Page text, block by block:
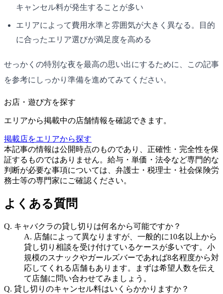
キャンセル料が発生することが多い
エリアによって費用水準と雰囲気が大きく異なる。目的
に合ったエリア選びが満足度を高める
せっかくの特別な夜を最高の思い出にするために、この記事
を参考にしっかり準備を進めてみてください。
お店・遊び方を探す
エリアから掲載中の店舗情報を確認できます。
掲載店をエリアから探す
本記事の情報は公開時点のものであり、正確性・完全性を保
証するものではありません。給与・単価・法令など専門的な
判断が必要な事項については、弁護士・税理士・社会保険労
務士等の専門家にご確認ください。
よくある質問
Q. キャバクラの貸し切りは何名から可能ですか？
A. 店舗によって異なりますが、一般的に10名以上から
貸し切り相談を受け付けているケースが多いです。小
規模のスナックやガールズバーであれば8名程度から対
応してくれる店舗もあります。まずは希望人数を伝え
て店舗に問い合わせてみましょう。
Q. 貸し切りのキャンセル料はいくらかかりますか？